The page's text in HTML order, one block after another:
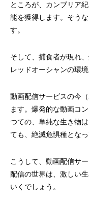
ところが、カンブリア
能を獲得します。そう
す。
そして、捕食者が現れ
レッドオーシャンの環境
動画配信サービスの今
ます。爆発的な動画コ
つての、単純な生き物
ても、絶滅危惧種となっ
こうして、動画配信サ
配信の世界は、激しい
いくでしょう。